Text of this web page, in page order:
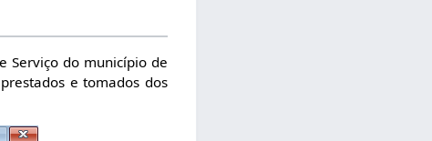
Serviço do município de
e tomados dos